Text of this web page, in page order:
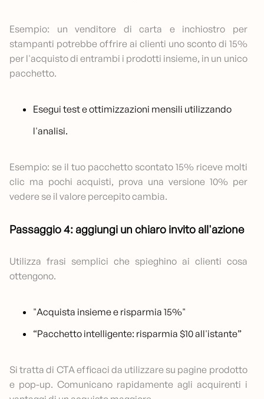
Esempio: un venditore di carta e inchiostro per
stampanti potrebbe offrire ai clienti uno sconto di 15%
per l'acquisto di entrambi i prodotti insieme, in un unico
pacchetto.
Esegui test e ottimizzazioni mensili utilizzando
l'analisi.
Esempio: se il tuo pacchetto scontato 15% riceve molti
clic ma pochi acquisti, prova una versione 10% per
vedere se il valore percepito cambia.
Passaggio 4: aggiungi un chiaro invito all'azione
Utilizza frasi semplici che spieghino ai clienti cosa
ottengono.
"Acquista insieme e risparmia 15%"
“Pacchetto intelligente: risparmia $10 all'istante”
Si tratta di CTA efficaci da utilizzare su pagine prodotto
e pop-up. Comunicano rapidamente agli acquirenti i